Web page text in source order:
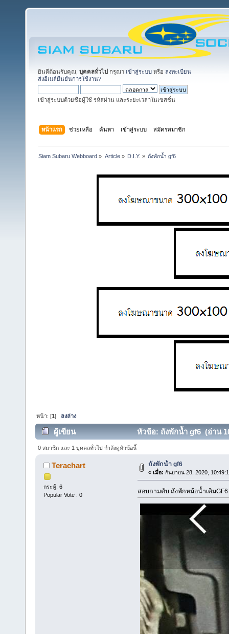
ยินดีต้อนรับคุณ, บุคคลทั่วไป กรุณา เข้าสู่ระบบ หรือ ลงทะเบียน
ส่งอีเมล์ยืนยันการใช้งาน?
เข้าสู่ระบบด้วยชื่อผู้ใช้ รหัสผ่าน และระยะเวลาในเซสชั่น
หน้าแรก ช่วยเหลือ ค้นหา เข้าสู่ระบบ สมัครสมาชิก
Siam Subaru Webboard » Article» D.I.Y. » ถังพักน้ำ gf6
หน้า: [1] ลงล่าง
ผู้เขียน หัวข้อ: ถังพักน้ำ gf6 (อ่าน
0 สมาชิก และ 1 บุคคลทั่วไป กำลังดูหัวข้อนี้
Terachart
กระทู้: 6
Popular Vote : 0
ถังพักน้ำ gf6
« เมื่อ: กันยายน 28, 2020,
สอบถามคับ ถังพักหม้อน้ำเดิม